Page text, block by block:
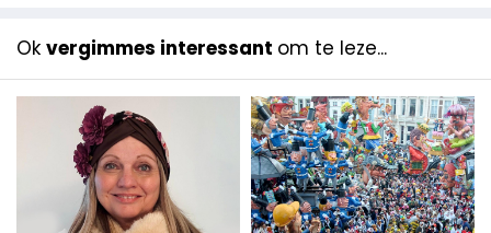
Ok vergimmes interessant om te leze...